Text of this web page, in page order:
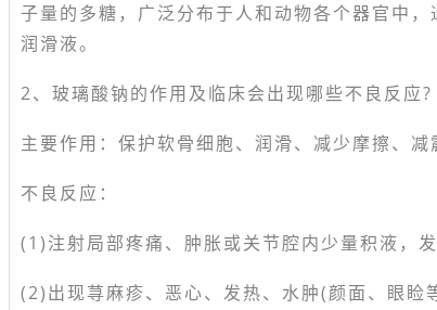
子量的多糖，广泛分布于人和动物各个器官中
润滑液。
2、玻璃酸钠的作用及临床会出现哪些不良反应?
主要作用：保护软骨细胞、润滑、减少摩擦、减
不良反应：
(1)注射局部疼痛、肿胀或关节腔内少量积液，
(2)出现荨麻疹、恶心、发热、水肿(颜面、眼睑